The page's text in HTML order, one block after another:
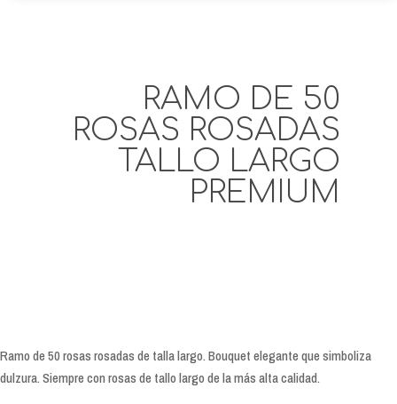
RAMO DE 50
ROSAS ROSADAS
TALLO LARGO
PREMIUM
Ramo de 50 rosas rosadas de talla largo. Bouquet elegante que simboliza
dulzura. Siempre con rosas de tallo largo de la más alta calidad.